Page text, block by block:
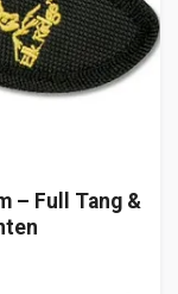
– Full Tang &